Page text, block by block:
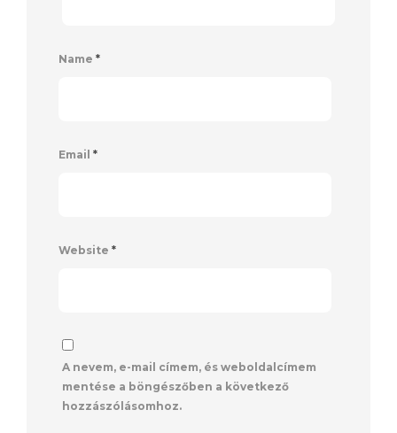
Name *
Email *
Website *
A nevem, e-mail címem, és weboldalcímem
mentése a böngészőben a következő
hozzászólásomhoz.